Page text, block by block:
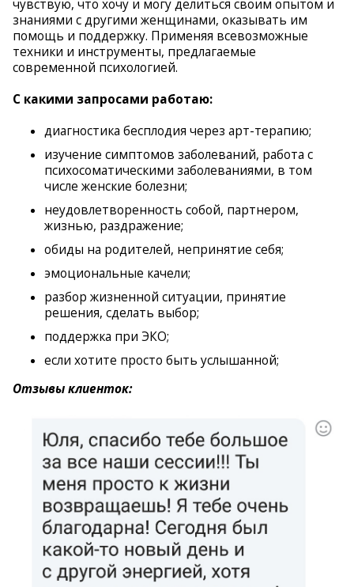
чувствую, что хочу и могу делиться своим опытом и
знаниями с другими женщинами, оказывать им
помощь и поддержку. Применяя всевозможные
техники и инструменты, предлагаемые
современной психологией.
С какими запросами работаю:
диагностика бесплодия через арт-терапию;
изучение симптомов заболеваний, работа с
психосоматическими заболеваниями, в том
числе женские болезни;
неудовлетворенность собой, партнером,
жизнью, раздражение;
обиды на родителей, непринятие себя;
эмоциональные качели;
разбор жизненной ситуации, принятие
решения, сделать выбор;
поддержка при ЭКО;
если хотите просто быть услышанной;
Отзывы клиенток: